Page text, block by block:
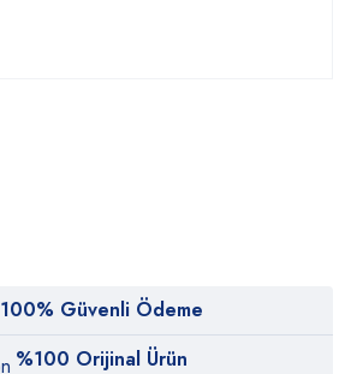
100% Güvenli Ödeme
%100 Orijinal Ürün